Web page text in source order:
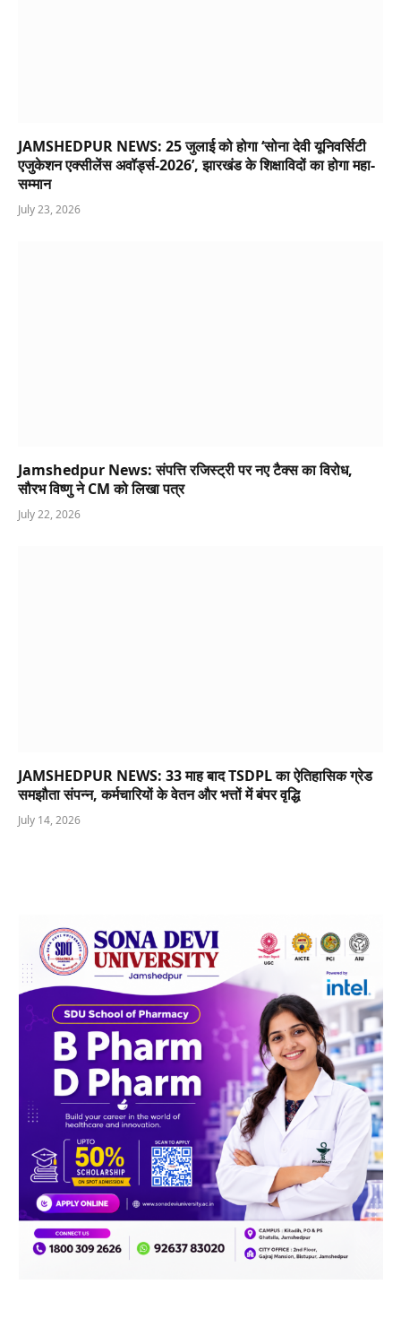
JAMSHEDPUR NEWS: 25 जुलाई को होगा ‘सोना देवी यूनिवर्सिटी
एजुकेशन एक्सीलेंस अवॉर्ड्स-2026’, झारखंड के शिक्षाविदों का होगा महा-
सम्मान
July 23, 2026
Jamshedpur News: संपत्ति रजिस्ट्री पर नए टैक्स का विरोध,
सौरभ विष्णु ने CM को लिखा पत्र
July 22, 2026
JAMSHEDPUR NEWS: 33 माह बाद TSDPL का ऐतिहासिक ग्रेड
समझौता संपन्न, कर्मचारियों के वेतन और भत्तों में बंपर वृद्धि
July 14, 2026